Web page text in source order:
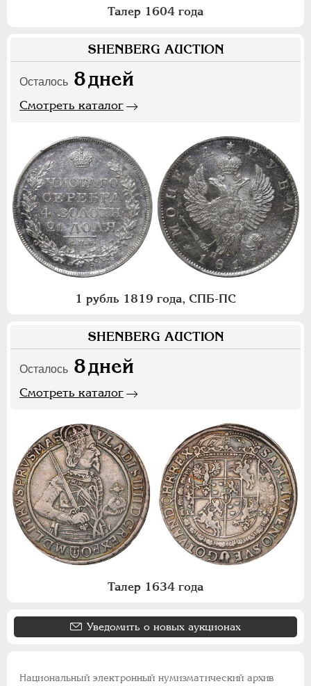
Талер 1604 года
SHENBERG AUCTION
Осталось 8дней
Смотреть каталог
1 рубль 1819 года, СПБ-ПС
SHENBERG AUCTION
Осталось 8дней
Смотреть каталог
Талер 1634 года
Уведомить о новых аукционах
Национальный электронный нумизматический архив